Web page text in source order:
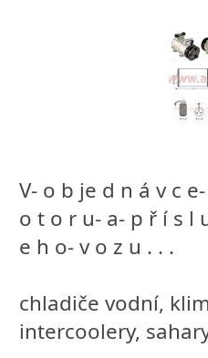
V- o b je d n á v c
o t o r u- a- p ř í s l
e h o- v o z u . . .
chladiče vodní,
intercoolery,